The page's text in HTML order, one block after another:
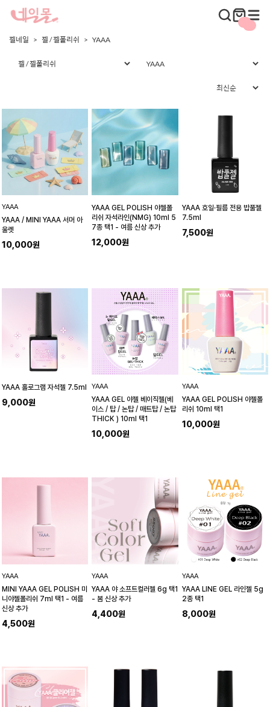
젤네일 젤 / 젤폴리쉬 YAAA
YAAA
YAAA / MINI YAAA 서머 아
울렛
10,000원
YAAA GEL POLISH 야젤폴
리쉬 자석라인(NMG) 10ml 5
7종 택1 - 여름 신상 추가
12,000원
YAAA 호일·필름 전용 밥풀젤
7.5ml
7,500원
YAAA 홀로그램 자석젤 7.5ml
9,000원
YAAA
YAAA GEL 야젤 베이직젤(베
이스 / 탑 / 논탑 / 매트탑 / 논탑
THICK ) 10ml 택1
10,000원
YAAA
YAAA GEL POLISH 야젤폴
리쉬 10ml 택1
10,000원
YAAA
MINI YAAA GEL POLISH 미
니야젤폴리쉬 7ml 택1 - 여름
신상 추가
4,500원
YAAA
YAAA 야 소프트컬러젤 6g 택1
- 봄 신상 추가
4,400원
YAAA
YAAA LINE GEL 라인젤 5g
2종 택1
8,000원